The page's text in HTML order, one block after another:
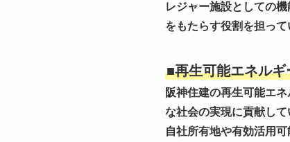
レジャー施設としての
をもたらす役割を担って
■再生可能エネルギ
阪神住建の再生可能エ
な社会の実現に貢献して
自社所有地や有効活用